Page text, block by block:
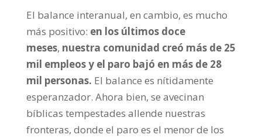
El balance interanual, en cambio, es mucho
más positivo: en los últimos doce
meses, nuestra comunidad creó más de 25
mil empleos y el paro bajó en más de 28
mil personas. El balance es nítidamente
esperanzador. Ahora bien, se avecinan
bíblicas tempestades allende nuestras
fronteras, donde el paro es el menor de los